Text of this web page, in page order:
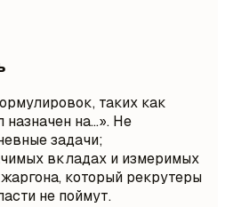
таких как
на...». Не
задачи;
вкладах и измеримых
который рекрутеры
не поймут.